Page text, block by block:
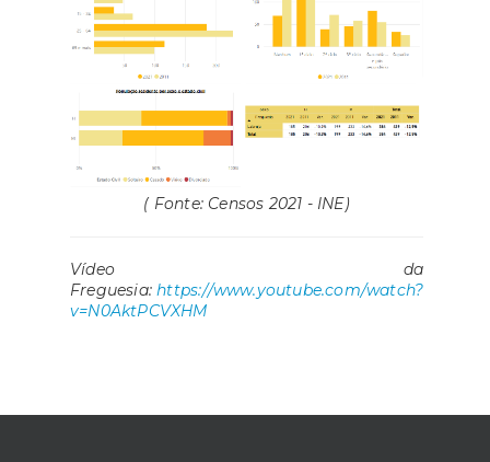
( Fonte: Censos 2021 - INE)
Vídeo da
Freguesia:https://www.youtube.com/watch?
v=N0AktPCVXHM